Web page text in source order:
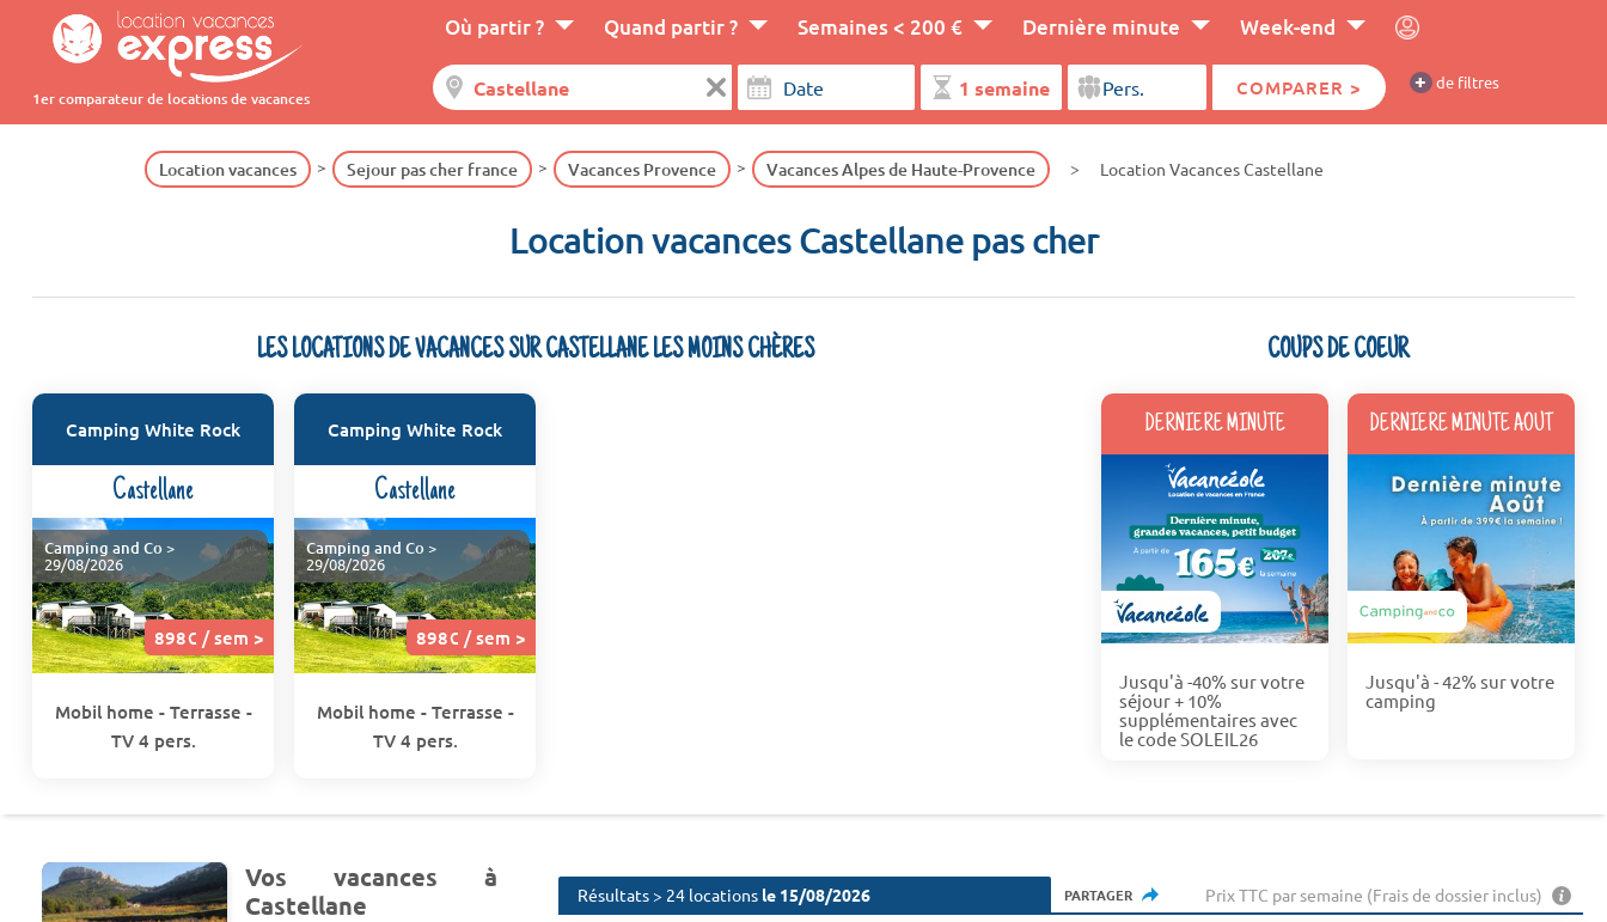
1er comparateur de locations de vacances
Où partir ? Quand partir ? Semaines < 200 € Dernière minute Week-end
COMPARER > + de filtres
Location vacances Sejour pas cher france Vacances Provence Vacances Alpes de Haute-Provence Location Vacances Castellane
Location vacances Castellane pas cher
LES LOCATIONS DE VACANCES SUR CASTELLANE LES MOINS CHÈRES
Camping White Rock
Castellane
898€ / sem >
Camping and Co >
29/08/2026
Mobil home - Terrasse -
TV 4 pers.
Camping White Rock
Castellane
898€ / sem >
Camping and Co >
29/08/2026
Mobil home - Terrasse -
TV 4 pers.
COUPS DE COEUR
DERNIERE MINUTE
Jusqu'à -40% sur votre
séjour + 10%
supplémentaires avec
le code SOLEIL26
DERNIERE MINUTE AOUT
Jusqu'à - 42% sur votre
camping
Vos vacances à
Castellane
Résultats > 24 locations le 15/08/2026 PARTAGER Prix TTC par semaine (Frais de dossier inclus)